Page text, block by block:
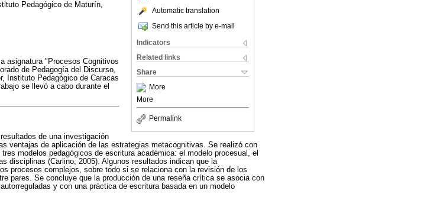
Automatic translation
Send this article by e-mail
Indicators
Related links
Share
More
More
Permalink
Pedagógico de Maturín,
asignatura "Procesos Cognitivos
de Pedagogía del Discurso,
Instituto Pedagógico de Caracas
se llevó a cabo durante el
de una investigación
ventajas de aplicación de las estrategias metacognitivas. Se realizó con
modelos pedagógicos de escritura académica: el modelo procesual, el
disciplinas (Carlino, 2005). Algunos resultados indican que la
procesos complejos, sobre todo si se relaciona con la revisión de los
pares. Se concluye que la producción de una reseña crítica se asocia con
y con una práctica de escritura basada en un modelo